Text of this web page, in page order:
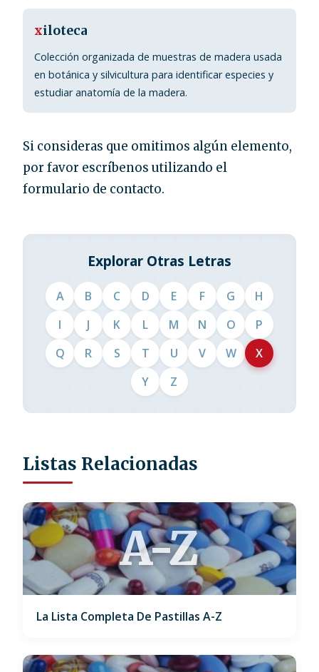
xiloteca
Colección organizada de muestras de madera usada
en botánica y silvicultura para identificar especies y
estudiar anatomía de la madera.
Si consideras que omitimos algún elemento,
por favor escríbenos utilizando el
formulario de contacto.
Explorar Otras Letras
A B C D E F G
H
I
J K L M N O
P
Q
R S T U V W
X
Y
Z
Listas Relacionadas
A-Z
La Lista Completa De Pastillas A-Z